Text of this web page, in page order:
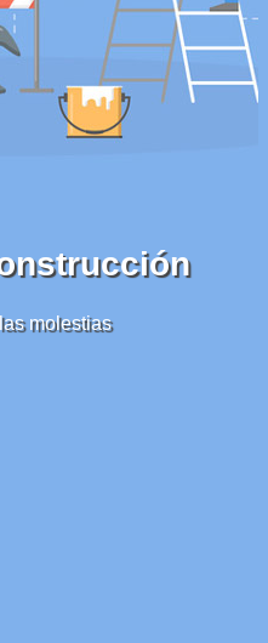
molestias